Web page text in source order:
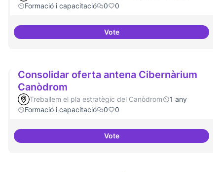
Formació i capacitació
0 0
VoteÀrees de formació definides i
Consolidar oferta antena Cibernàrium
Canòdrom
Treballem el pla estratègic del Canòdrom
1 any
Formació i capacitació
0 0
VoteConsolidar oferta antena